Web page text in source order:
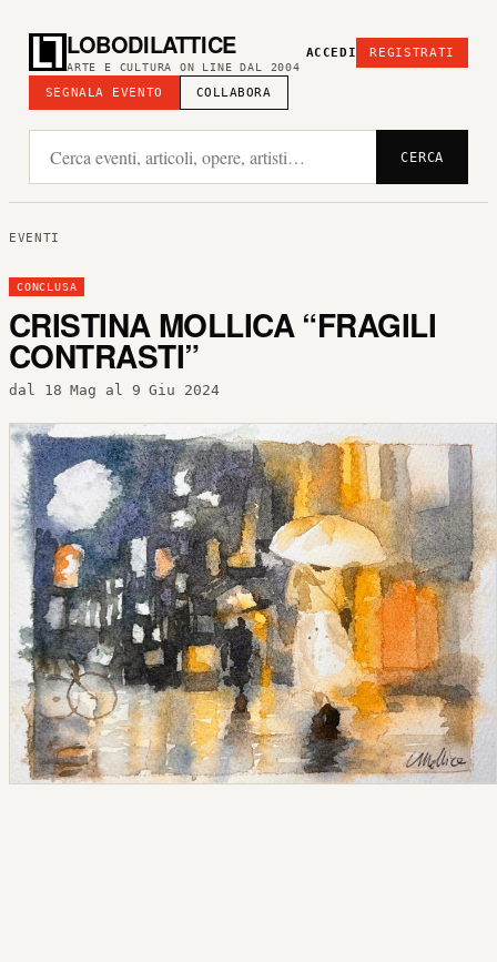
LOBODILATTICE
ARTE E CULTURA ON LINE DAL 2004
SEGNALA EVENTO COLLABORA
ACCEDI REGISTRATI
CERCA
EVENTI
CONCLUSA
CRISTINA MOLLICA “FRAGILI
CONTRASTI”
dal 18 Mag al 9 Giu 2024